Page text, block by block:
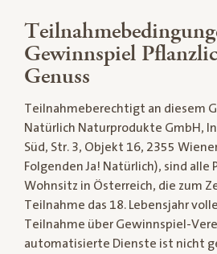
Gewinnspiel
Genuss
Teilnahmeberechtigt an diesem
Natürlich Naturprodukte GmbH,
Süd, Str. 3, Objekt 16, 2355
Folgenden Ja! Natürlich), sind alle
Wohnsitz in Österreich, die zum
Teilnahme das 18. Lebensjahr
Teilnahme über Gewinnspiel-
automatisierte Dienste ist nicht